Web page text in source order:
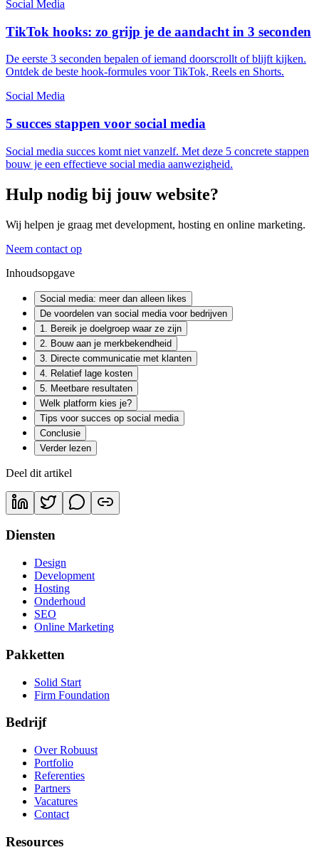
Social Media
TikTok hooks: zo grijp je de aandacht in 3 seconden
De eerste 3 seconden bepalen of iemand doorscrollt of blijft kijken.
Ontdek de beste hook-formules voor TikTok, Reels en Shorts.
Social Media
5 succes stappen voor social media
Social media succes komt niet vanzelf. Met deze 5 concrete stappen
bouw je een effectieve social media aanwezigheid.
Hulp nodig bij jouw website?
Wij helpen je graag met development, hosting en online marketing.
Neem contact op
Inhoudsopgave
Social media: meer dan alleen likes
De voordelen van social media voor bedrijven
1. Bereik je doelgroep waar ze zijn
2. Bouw aan je merkbekendheid
3. Directe communicatie met klanten
4. Relatief lage kosten
5. Meetbare resultaten
Welk platform kies je?
Tips voor succes op social media
Conclusie
Verder lezen
Deel dit artikel
Diensten
Design
Development
Hosting
Onderhoud
SEO
Online Marketing
Pakketten
Solid Start
Firm Foundation
Bedrijf
Over Robuust
Portfolio
Referenties
Partners
Vacatures
Contact
Resources